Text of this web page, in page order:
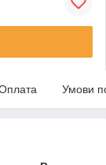
Умови